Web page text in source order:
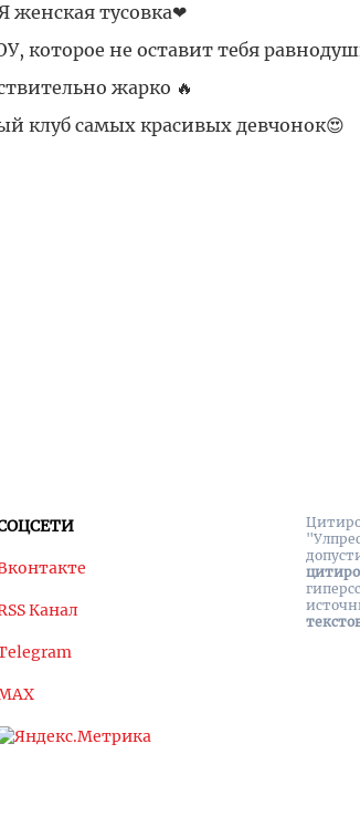
тусовка❤
которое не оставит тебя
жарко 🔥
клуб самых красивых девчонок😍
Канал